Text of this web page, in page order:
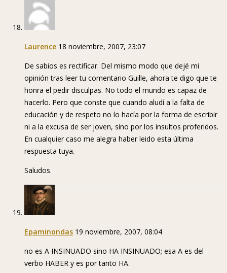
Laurence 18 noviembre, 2007, 23:07
De sabios es rectificar. Del mismo modo que dejé mi
opinión tras leer tu comentario Guille, ahora te digo que te
honra el pedir disculpas. No todo el mundo es capaz de
hacerlo. Pero que conste que cuando aludí a la falta de
educación y de respeto no lo hacía por la forma de escribir
ni a la excusa de ser joven, sino por los insultos proferidos.
En cualquier caso me alegra haber leido esta última
respuesta tuya.
Saludos.
Epaminondas 19 noviembre, 2007, 08:04
no es A INSINUADO sino HA INSINUADO; esa A es del
verbo HABER y es por tanto HA.